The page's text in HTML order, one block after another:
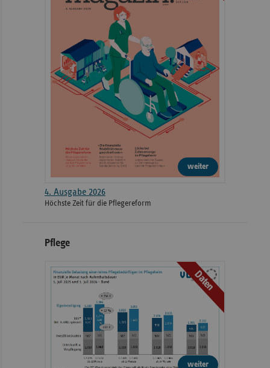
weiter
4. Ausgabe 2026
Höchste Zeit für die Pflegereform
Pflege
Daten
weiter